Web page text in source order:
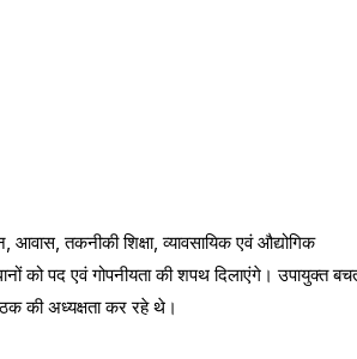
तकनीकी शिक्षा, व्यावसायिक एवं औद्योगिक
को पद एवं गोपनीयता की शपथ दिलाएंगे। उपायुक्त
की अध्यक्षता कर रहे थे।